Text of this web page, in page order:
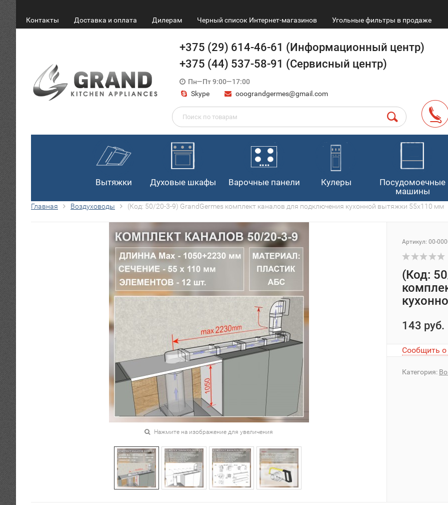
Контакты Доставка и оплата Дилерам Черный список Интернет-магазинов Угольные фильтры в продаже
+375 (29) 614-46-61 (Информационный центр)
+375 (44) 537-58-91 (Сервисный центр)
Пн—Пт 9:00—17:00
Skype
ooograndgermes@gmail.com
Вытяжки Духовые шкафы Варочные панели Кулеры
Посудомоечные
машины
Главная Воздуховоды (Код: 50/20-3-9) GrandGermes комплект каналов для подключения кухонной вытяжки 55х110 мм
Нажмите на изображение для увеличения
Артикул: 00-
(Код:
143 руб.
Сообщить о
Категория: